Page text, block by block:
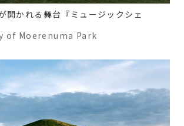
開かれる舞台『ミュージックシェ
of Moerenuma Park